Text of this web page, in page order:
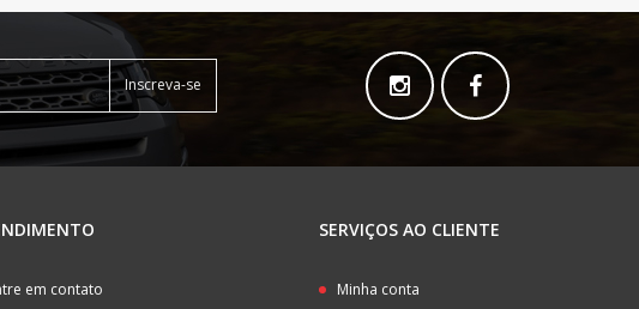
Inscreva-se
em contato
SERVIÇOS AO CLIENTE
Minha conta